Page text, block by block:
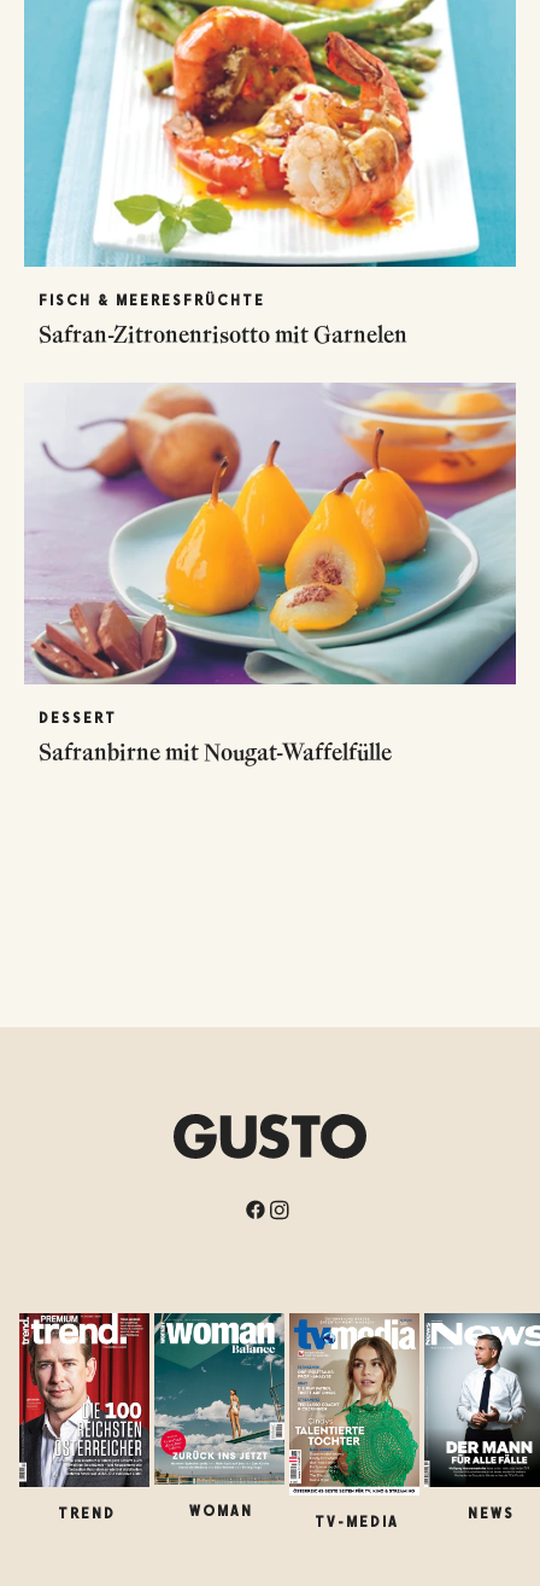
FISCH & MEERESFRÜCHTE
Safran-Zitronenrisotto mit Garnelen
DESSERT
Safranbirne mit Nougat-Waffelfülle
TREND WOMAN
TV-MEDIA
NEWS